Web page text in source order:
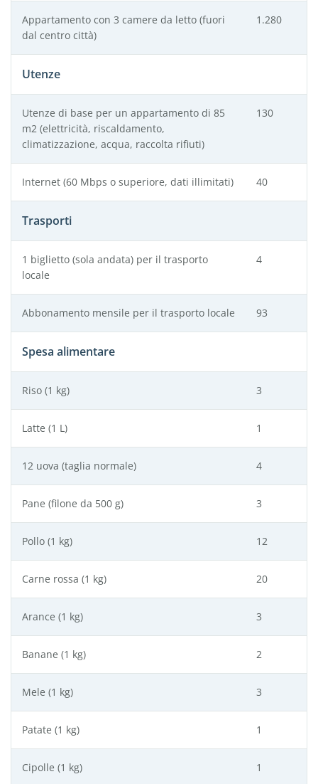
Appartamento con 3 camere da letto (fuori
dal centro città)
1.280
Utenze
Utenze di base per un appartamento di 85
m2 (elettricità, riscaldamento,
climatizzazione, acqua, raccolta rifiuti)
130
Internet (60 Mbps o superiore, dati illimitati) 40
Trasporti
1 biglietto (sola andata) per il trasporto
locale
4
Abbonamento mensile per il trasporto locale 93
Spesa alimentare
Riso (1 kg) 3
Latte (1 L) 1
12 uova (taglia normale) 4
Pane (filone da 500 g) 3
Pollo (1 kg) 12
Carne rossa (1 kg) 20
Arance (1 kg) 3
Banane (1 kg) 2
Mele (1 kg) 3
Patate (1 kg) 1
Cipolle (1 kg) 1